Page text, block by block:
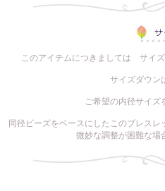
このアイテムにつきましては サイ
サイズダウン
ご希望の内径サイズ
同径ビーズをベースにしたこのブレス
微妙な調整が困難な場